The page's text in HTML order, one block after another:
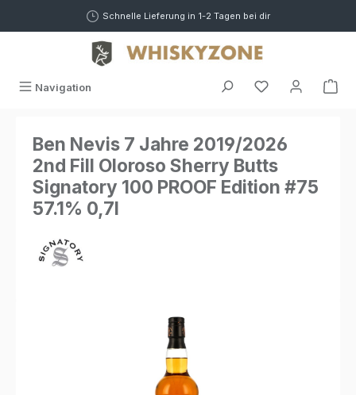
Schnelle Lieferung in 1-2 Tagen bei dir
Navigation
Ben Nevis 7 Jahre 2019/2026
2nd Fill Oloroso Sherry Butts
Signatory 100 PROOF Edition #75
57.1% 0,7l